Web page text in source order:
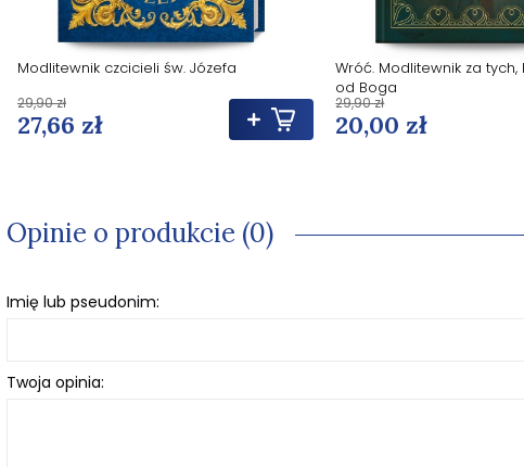
Modlitewnik czcicieli św. Józefa
27,66 zł
29,90 zł
Wróć. Modlitewnik za tych,
od Boga
20,00 zł
29,90 zł
Opinie o produkcie (0)
Imię lub pseudonim:
Twoja opinia: